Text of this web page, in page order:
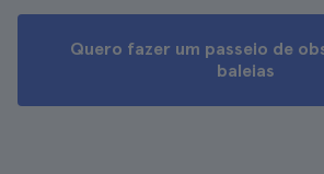
Quero fazer um passeio de
baleias